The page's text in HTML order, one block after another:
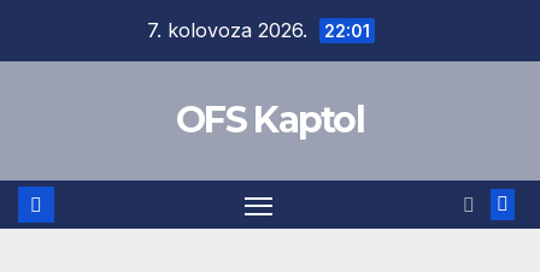
7. kolovoza 2026. 22:01
OFS Kaptol